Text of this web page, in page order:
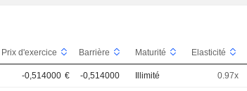
Prix d'exercice Barrière Maturité Elasticité
-0,514000 € -0,514000 Illimité 0.97x